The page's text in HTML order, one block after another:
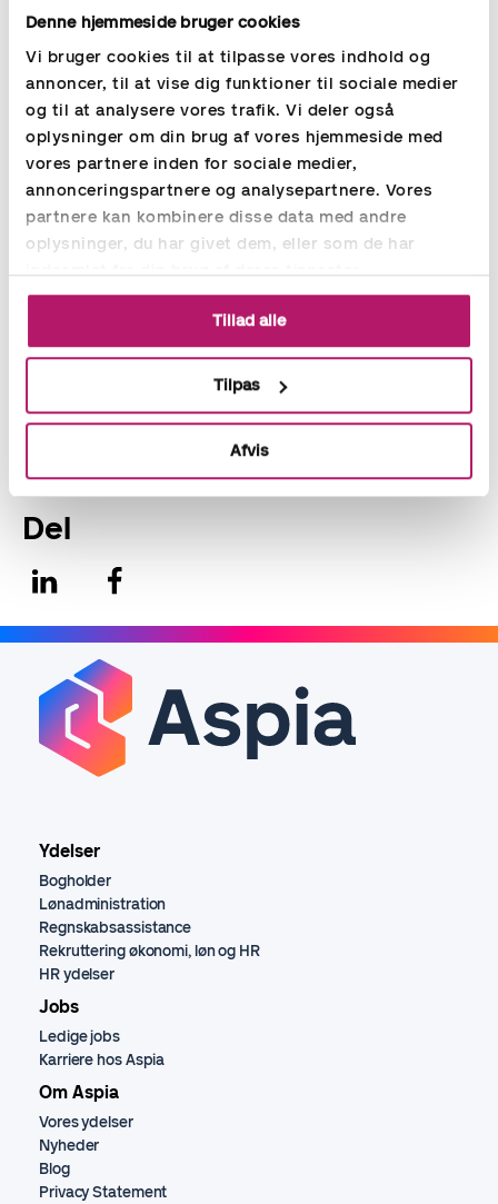
Denne hjemmeside bruger cookies
Vi bruger cookies til at tilpasse vores indhold og
annoncer, til at vise dig funktioner til sociale medier
og til at analysere vores trafik. Vi deler også
oplysninger om din brug af vores hjemmeside med
vores partnere inden for sociale medier,
annonceringspartnere og analysepartnere. Vores
partnere kan kombinere disse data med andre
oplysninger, du har givet dem, eller som de har
indsamlet fra din brug af deres tjenester.
Tillad alle
Tilpas
Afvis
den rette personlighed og drive. Heldigvis var virksomheden
klar til at møde hende; det har de ikke fortrudt. Selv da
økonomiafdelingen skulle flytte, valgte de at finde et nyt
internt job til hende, da de ville ikke slippe hende igen”! Så jeg
kan kun sige: prøv det!” :)
Stig Bülow
Senior HR og rekrutteringskonsulent
stig.bulow@aspia.dk
+45 81 10 29 21
Del
Ydelser
Bogholder
Lønadministration
Regnskabsassistance
Rekruttering økonomi, løn og HR
HR ydelser
Jobs
Ledige jobs
Karriere hos Aspia
Om Aspia
Vores ydelser
Nyheder
Blog
Privacy Statement